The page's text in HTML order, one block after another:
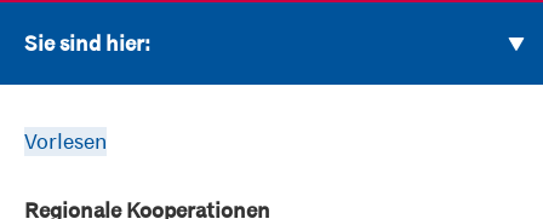
Sie sind hier:
Vorlesen
Regionale Kooperationen